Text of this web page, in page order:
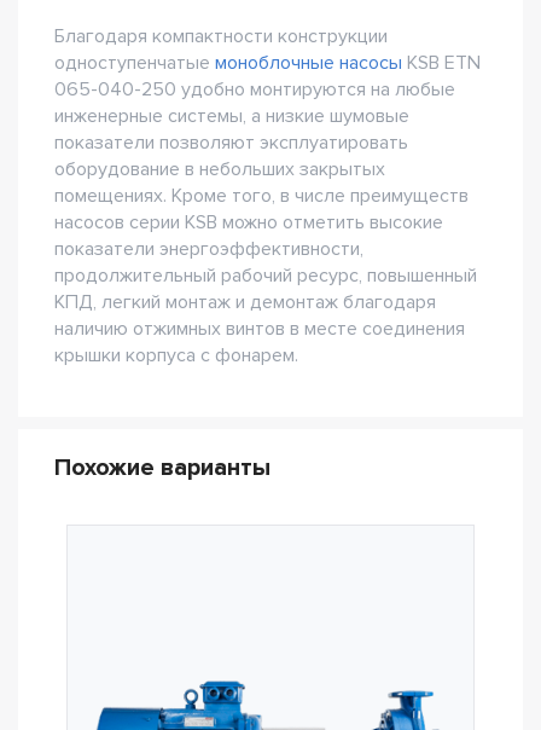
Благодаря компактности конструкции
одноступенчатые моноблочные насосы KSB ETN
065-040-250 удобно монтируются на любые
инженерные системы, а низкие шумовые
показатели позволяют эксплуатировать
оборудование в небольших закрытых
помещениях. Кроме того, в числе преимуществ
насосов серии KSB можно отметить высокие
показатели энергоэффективности,
продолжительный рабочий ресурс, повышенный
КПД, легкий монтаж и демонтаж благодаря
наличию отжимных винтов в месте соединения
крышки корпуса с фонарем.
Похожие варианты